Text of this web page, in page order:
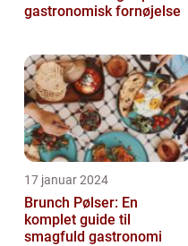
gastronomisk fornøjelse
17 januar 2024
Brunch Pølser: En
komplet guide til
smagfuld gastronomi